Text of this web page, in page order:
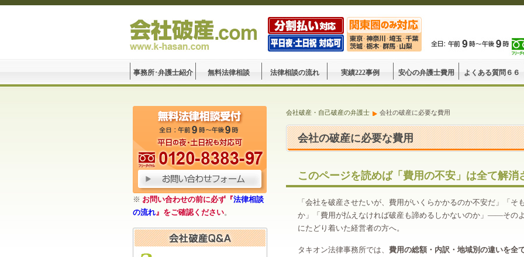
事務所･弁護士紹介 無料法律相談 法律相談の流れ 実績222事例 安心の弁護士費用 よくある質問６６
会社破産・自己破産の弁護士 会社の破産に必要な費用
会社の破産に必要な費用
このページを読めば「費用の不安」は全て解消
「会社を破産させたいが、費用がいくらかかるのか不安だ」「そ
か」「費用が払えなければ破産も諦めるしかないのか」——その
にたどり着いた経営者の方へ。
タキオン法律事務所では、 費用の総額・内訳・地域別の違いを全
※ お問い合わせの前に必ず『法律相談
の流れ』をご確認ください。